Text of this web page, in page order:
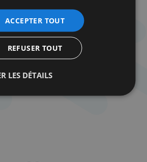
Delphine Horvilleur
Delphine Horvilleur
ACCEPTER TOUT
REFUSER TOUT
LES DÉTAILS